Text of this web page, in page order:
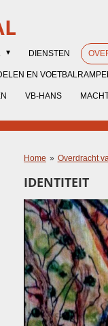
DIENSTEN
EN
VB-HANS
Home » Overdracht
IDENTITEIT